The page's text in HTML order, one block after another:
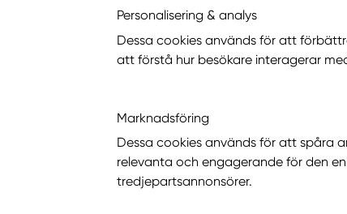
Personalisering & analys
Dessa cookies används för att
att förstå hur besökare interagerar
Marknadsföring
Dessa cookies används för att spåra
relevanta och engagerande för den
tredjepartsannonsörer.